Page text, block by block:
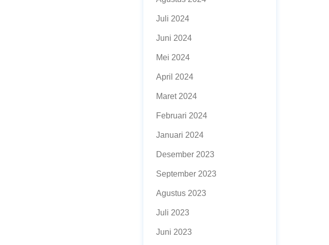
Juli 2024
Juni 2024
Mei 2024
April 2024
Maret 2024
Februari 2024
Januari 2024
Desember 2023
September 2023
Agustus 2023
Juli 2023
Juni 2023